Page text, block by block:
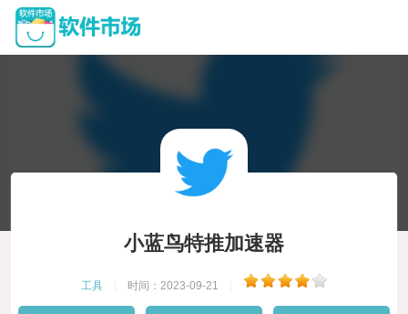
小蓝鸟特推加速器
工具 时间：2023-09-21